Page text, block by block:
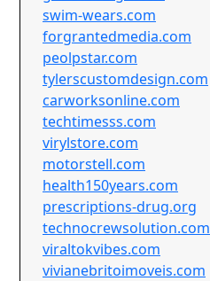
swim-wears.com
forgrantedmedia.com
peolpstar.com
tylerscustomdesign.com
carworksonline.com
techtimesss.com
virylstore.com
motorstell.com
health150years.com
prescriptions-drug.org
technocrewsolution.com
viraltokvibes.com
vivianebritoimoveis.com